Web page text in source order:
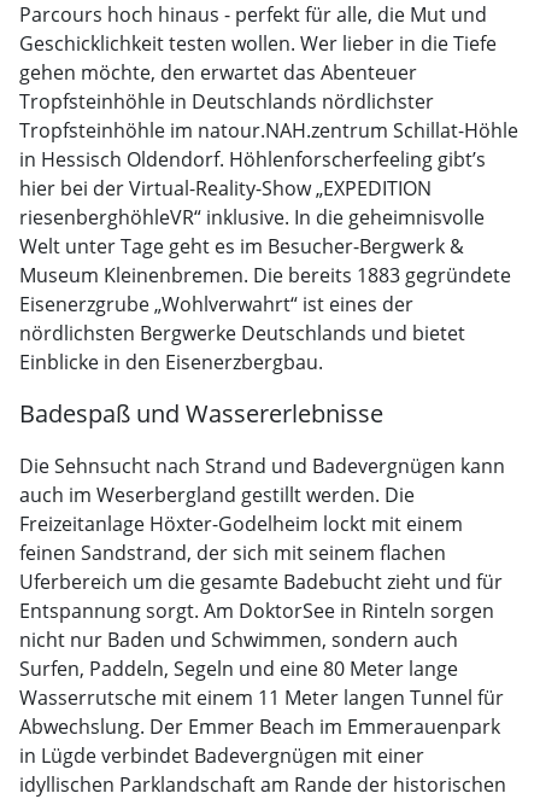
Parcours hoch hinaus - perfekt für alle, die Mut und
Geschicklichkeit testen wollen. Wer lieber in die Tiefe
gehen möchte, den erwartet das Abenteuer
Tropfsteinhöhle in Deutschlands nördlichster
Tropfsteinhöhle im natour.NAH.zentrum Schillat-Höhle
in Hessisch Oldendorf. Höhlenforscherfeeling gibt’s
hier bei der Virtual-Reality-Show „EXPEDITION
riesenberghöhleVR“ inklusive. In die geheimnisvolle
Welt unter Tage geht es im Besucher-Bergwerk &
Museum Kleinenbremen. Die bereits 1883 gegründete
Eisenerzgrube „Wohlverwahrt“ ist eines der
nördlichsten Bergwerke Deutschlands und bietet
Einblicke in den Eisenerzbergbau.
Badespaß und Wassererlebnisse
Die Sehnsucht nach Strand und Badevergnügen kann
auch im Weserbergland gestillt werden. Die
Freizeitanlage Höxter-Godelheim lockt mit einem
feinen Sandstrand, der sich mit seinem flachen
Uferbereich um die gesamte Badebucht zieht und für
Entspannung sorgt. Am DoktorSee in Rinteln sorgen
nicht nur Baden und Schwimmen, sondern auch
Surfen, Paddeln, Segeln und eine 80 Meter lange
Wasserrutsche mit einem 11 Meter langen Tunnel für
Abwechslung. Der Emmer Beach im Emmerauenpark
in Lügde verbindet Badevergnügen mit einer
idyllischen Parklandschaft am Rande der historischen